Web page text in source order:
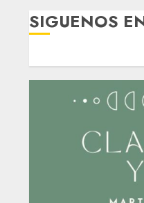
SIGUENOS